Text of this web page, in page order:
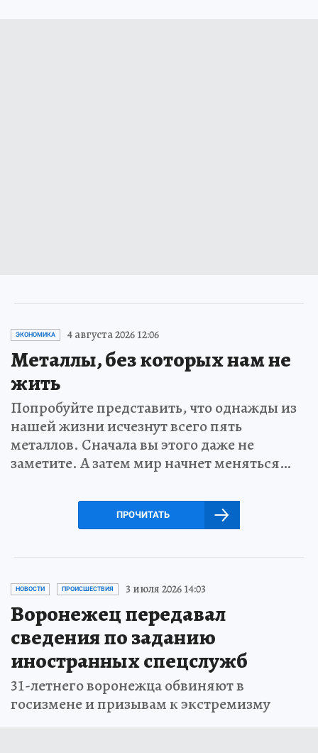
ЭКОНОМИКА 4 августа 2026 12:06
Металлы, без которых нам не
жить
Попробуйте представить, что однажды из
нашей жизни исчезнут всего пять
металлов. Сначала вы этого даже не
заметите. А затем мир начнет меняться…
ПРОЧИТАТЬ
НОВОСТИ ПРОИСШЕСТВИЯ 3 июля 2026 14:03
Воронежец передавал
сведения по заданию
иностранных спецслужб
31-летнего воронежца обвиняют в
госизмене и призывам к экстремизму